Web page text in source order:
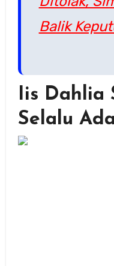
Balik
Iis Dahlia
Selalu Ada